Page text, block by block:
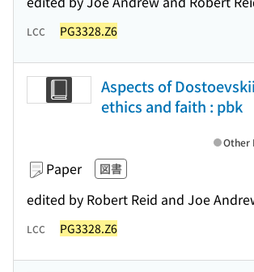
LCC PG3328.Z6
Aspects of
ethics and faith : pbk
Paper 図書
edited by Robert Reid and Joe
Other
LCC PG3328.Z6